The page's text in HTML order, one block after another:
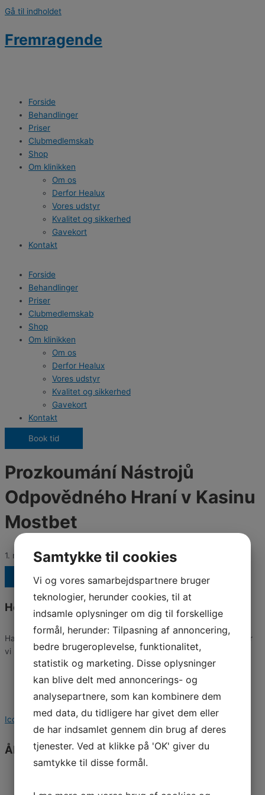
Gå til indholdet
Fremragende
Forside
Behandlinger
Priser
Clubmedlemskab
Shop
Om klinikken
Om os
Derfor Healux
Vores udstyr
Kvalitet og sikkerhed
Gavekort
Kontakt
Forside
Behandlinger
Priser
Clubmedlemskab
Shop
Om klinikken
Om os
Derfor Healux
Vores udstyr
Kvalitet og sikkerhed
Gavekort
Kontakt
Book tid
Prozkoumání Nástrojů
Odpovědného Hraní v Kasinu
Mostbet
1. marts 2026
Tilbage til alle indlæg
Healux Klinikken
Har du spørgsmål vedrørende behandlinger eller din booking, står
vi klar til at hjælpe. Du kan kontakte os her:
Telefon: (+45) 66 10 39 95
Email: koebenhavn@healux-klinikken.dk
Bredgade 51 kld. tv. 1260 København K.
Icon-facebook Icon-instagram1
Åbningstider
Samtykke til cookies
Vi og vores samarbejdspartnere bruger
teknologier, herunder cookies, til at
indsamle oplysninger om dig til forskellige
formål, herunder: Tilpasning af annoncering,
bedre brugeroplevelse, funktionalitet,
statistik og marketing. Disse oplysninger
kan blive delt med annoncerings- og
analysepartnere, som kan kombinere dem
med data, du tidligere har givet dem eller
de har indsamlet gennem din brug af deres
tjenester. Ved at klikke på 'OK' giver du
samtykke til disse formål.